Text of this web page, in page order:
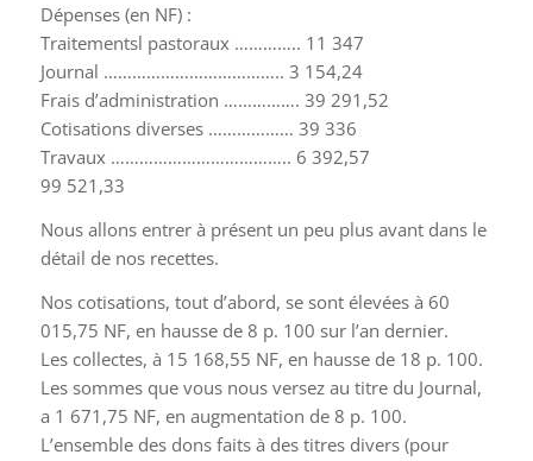
Dépenses (en NF) :
Traitementsl pastoraux ………….. 11 347
Journal ……………………………….. 3 154,24
Frais d’administration ……………. 39 291,52
Cotisations diverses ……………… 39 336
Travaux ……………………………….. 6 392,57
99 521,33
Nous allons entrer à présent un peu plus avant dans le
détail de nos recettes.
Nos cotisations, tout d’abord, se sont élevées à 60
015,75 NF, en hausse de 8 p. 100 sur l’an dernier.
Les collectes, à 15 168,55 NF, en hausse de 18 p. 100.
Les sommes que vous nous versez au titre du Journal,
a 1 671,75 NF, en augmentation de 8 p. 100.
L’ensemble des dons faits à des titres divers (pour